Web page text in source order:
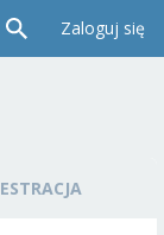
Zaloguj się